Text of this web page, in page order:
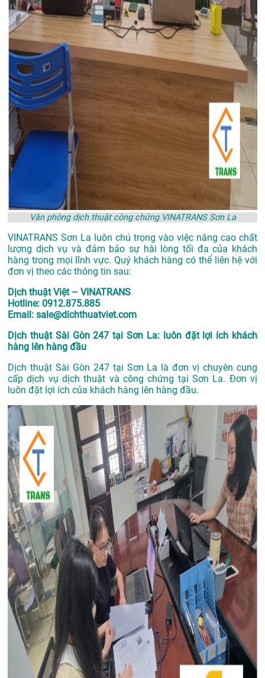
Văn phòng dịch thuật công chứng VINATRANS Sơn La
VINATRANS Sơn La luôn chú trọng vào việc nâng cao chất
lượng dịch vụ và đảm bảo sự hài lòng tối đa của khách
hàng trong mọi lĩnh vực. Quý khách hàng có thể liên hệ với
đơn vị theo các thông tin sau:
Dịch thuật Việt – VINATRANS
Hotline: 0912.875.885
Email: sale@dichthuatviet.com
Dịch thuật Sài Gòn 247 tại Sơn La: luôn đặt lợi ích khách
hàng lên hàng đầu
Dịch thuật Sài Gòn 247 tại Sơn La là đơn vị chuyên cung
cấp dịch vụ dịch thuật và công chứng tại Sơn La. Đơn vị
luôn đặt lợi ích của khách hàng lên hàng đầu.